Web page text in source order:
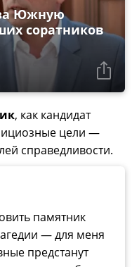
Южную
соратников
, как кандидат
цели —
справедливости.
памятник
— для меня
предстанут